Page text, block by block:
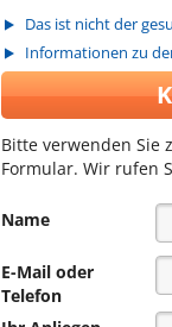
Das ist nicht der
Informationen zu
Bitte verwenden Sie
Formular. Wir rufen
Name
E-Mail oder
Telefon